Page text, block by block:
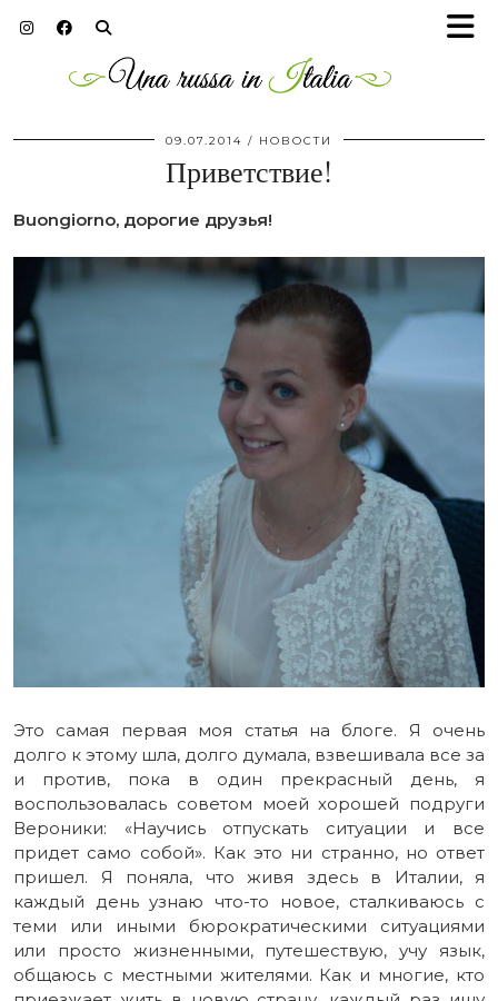
09.07.2014 НОВОСТИ
Приветствие!
Buongiorno, дорогие друзья!
Это самая первая моя статья на блоге. Я очень
долго к этому шла, долго думала, взвешивала все за
и против, пока в один прекрасный день, я
воспользовалась советом моей хорошей подруги
Вероники: «Научись отпускать ситуации и все
придет само собой». Как это ни странно, но ответ
пришел. Я поняла, что живя здесь в Италии, я
каждый день узнаю что-то новое, сталкиваюсь с
теми или иными бюрократическими ситуациями
или просто жизненными, путешествую, учу язык,
общаюсь с местными жителями. Как и многие, кто